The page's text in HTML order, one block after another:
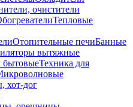
очистители
Тепловые
Отопительные печиБанные
вытяжные
бытовыеТехника для
хот-дог